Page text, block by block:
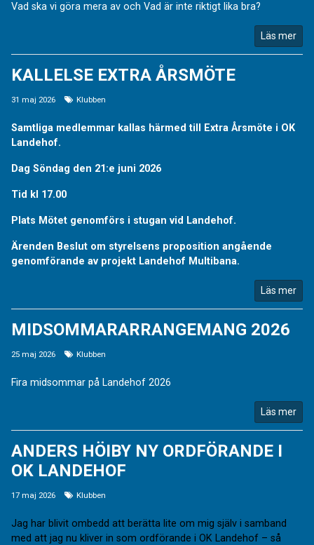
Vad ska vi göra mera av och Vad är inte riktigt lika bra?
Läs mer
KALLELSE EXTRA ÅRSMÖTE
31 maj 2026 Klubben
Samtliga medlemmar kallas härmed till Extra Årsmöte i OK
Landehof.
Dag Söndag den 21:e juni 2026
Tid kl 17.00
Plats Mötet genomförs i stugan vid Landehof.
Ärenden Beslut om styrelsens proposition angående
genomförande av projekt Landehof Multibana.
Läs mer
MIDSOMMARARRANGEMANG 2026
25 maj 2026 Klubben
Fira midsommar på Landehof 2026
Läs mer
ANDERS HÖIBY NY ORDFÖRANDE I
OK LANDEHOF
17 maj 2026 Klubben
Jag har blivit ombedd att berätta lite om mig själv i samband
med att jag nu kliver in som ordförande i OK Landehof – så